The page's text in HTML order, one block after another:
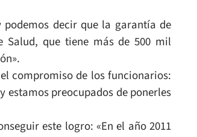
podemos decir que la garantía de
Salud, que tiene más de 500 mil
compromiso de los funcionarios:
estamos preocupados de ponerles
este logro: «En el año 2011